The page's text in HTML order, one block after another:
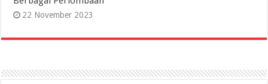
22 November 2023